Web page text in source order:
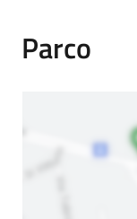
Parco